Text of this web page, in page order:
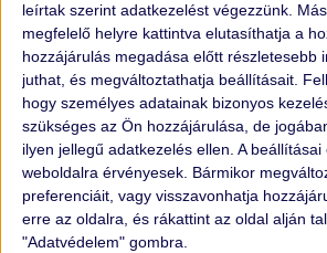
leírtak szerint adatkezelést végezzünk.
megfelelő helyre kattintva elutasíthatja a
hozzájárulás megadása előtt részletesebb
juthat, és megváltoztathatja beállításait.
hogy személyes adatainak bizonyos
szükséges az Ön hozzájárulása, de
ilyen jellegű adatkezelés ellen. A
weboldalra érvényesek. Bármikor
preferenciáit, vagy visszavonhatja
erre az oldalra, és rákattint az oldal alján
"Adatvédelem" gombra.
VILAGGAZDASAG.HU
"Flottakezelésben is előnyt jelent a holland
A használtautó-értékesítés és különösen a
kezelése gyakran nagy kihívás a magyar